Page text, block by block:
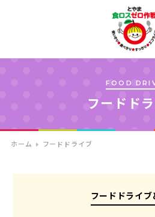
FOOD
フードド
ホーム フードドライブ
フードドライブ